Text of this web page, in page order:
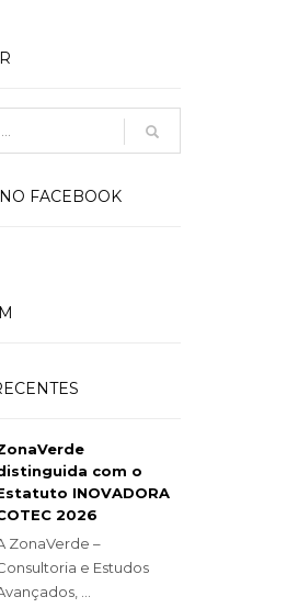
FACEBOOK
com o
INOVADORA
2026
ZonaVerde –
e Estudos
...